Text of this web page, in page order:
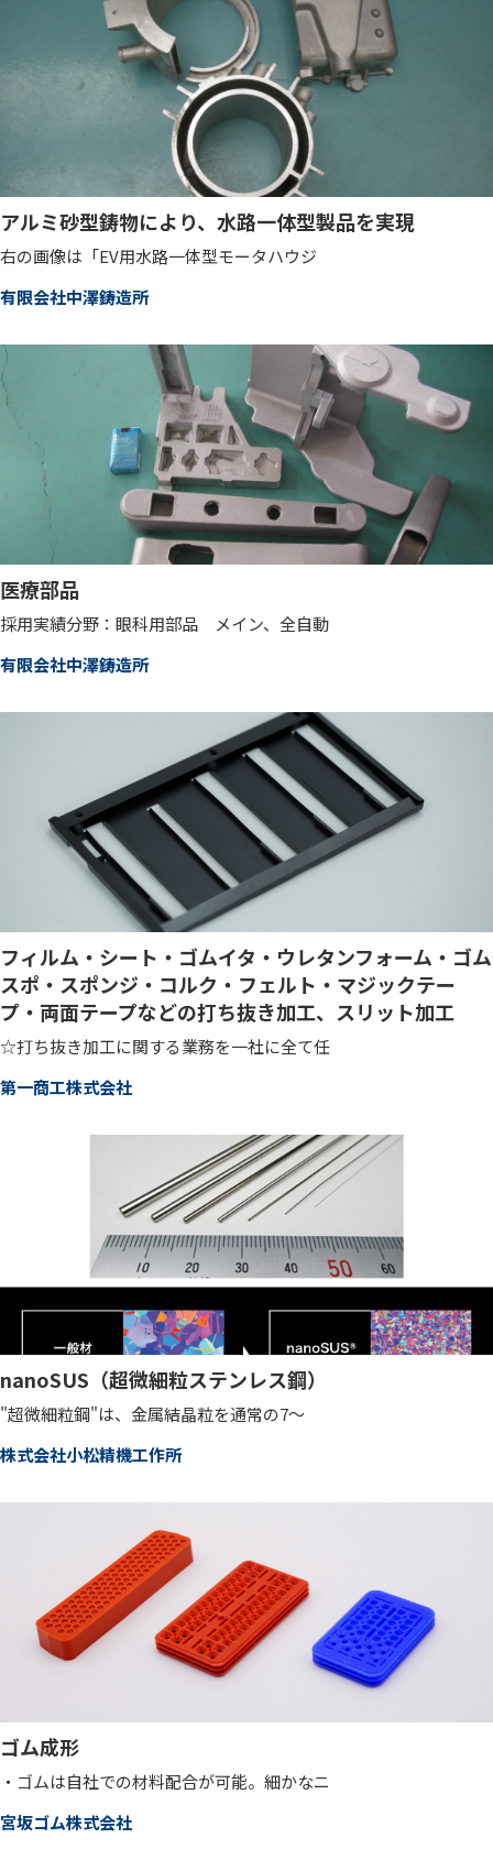
アルミ砂型鋳物により、水路一体型製品を実現
右の画像は「EV用水路一体型モータハウジ
有限会社中澤鋳造所
医療部品
採用実績分野：眼科用部品 メイン、全自動
有限会社中澤鋳造所
フィルム・シート・ゴムイタ・ウレタンフォーム・ゴム
スポ・スポンジ・コルク・フェルト・マジックテー
プ・両面テープなどの打ち抜き加工、スリット加工
☆打ち抜き加工に関する業務を一社に全て任
第一商工株式会社
nanoSUS（超微細粒ステンレス鋼）
"超微細粒鋼"は、金属結晶粒を通常の7～
株式会社小松精機工作所
ゴム成形
・ゴムは自社での材料配合が可能。細かなニ
宮坂ゴム株式会社